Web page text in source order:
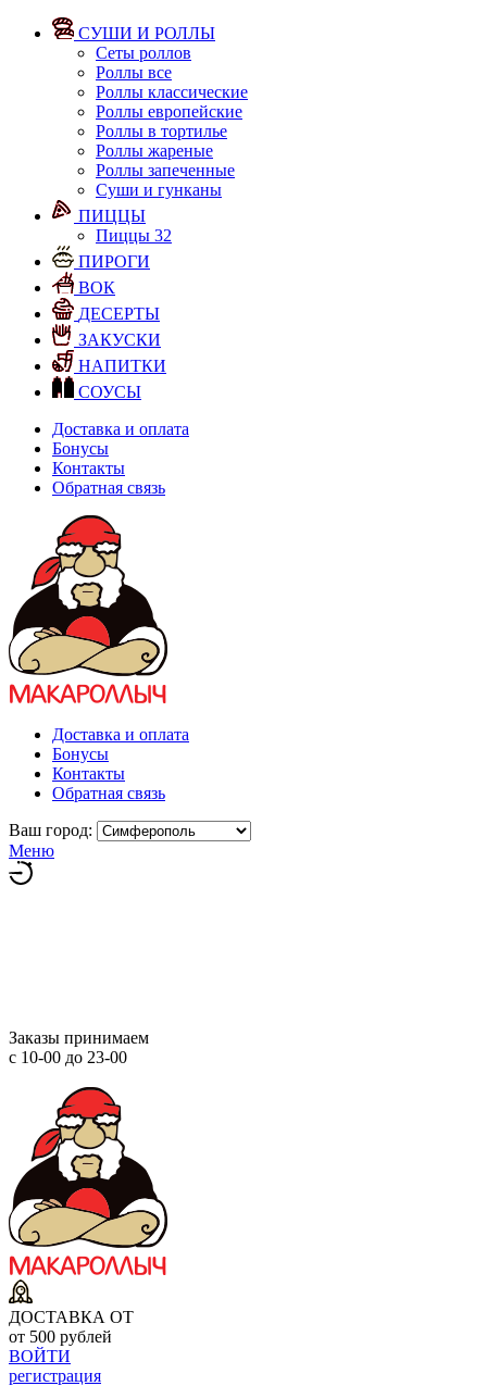
СУШИ И РОЛЛЫ
Сеты роллов
Роллы все
Роллы классические
Роллы европейские
Роллы в тортилье
Роллы жареные
Роллы запеченные
Суши и гунканы
ПИЦЦЫ
Пиццы 32
ПИРОГИ
ВОК
ДЕСЕРТЫ
ЗАКУСКИ
НАПИТКИ
СОУСЫ
Доставка и оплата
Бонусы
Контакты
Обратная связь
Доставка и оплата
Бонусы
Контакты
Обратная связь
Ваш город:
Меню
Заказы принимаем
с 10-00 до 23-00
ДОСТАВКА ОТ
от 500 рублей
ВОЙТИ
регистрация